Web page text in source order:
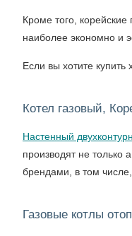
Кроме того,
наиболее экономно и
Если вы хотите
Котел газовый,
Настенный
производят не
брендами, в том
Газовые котлы